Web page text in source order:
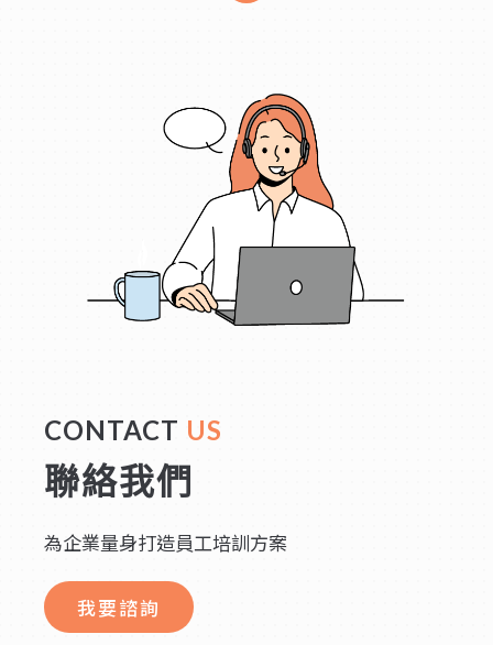
CONTACT US
聯絡我們
為企業量身打造員工培訓方案
我要諮詢